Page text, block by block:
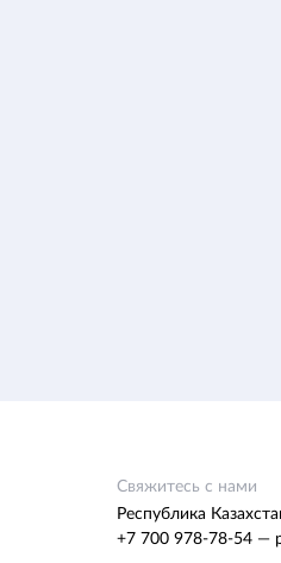
Свяжитесь с нами
Республика
+7 700 978-78-54 —